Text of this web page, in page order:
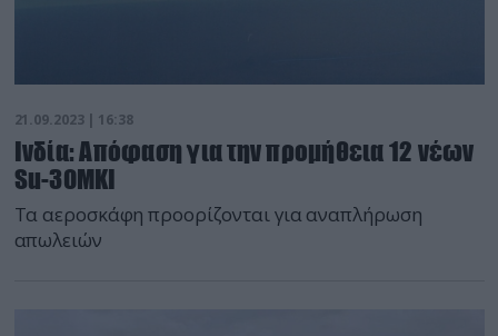
21.09.2023 | 16:38
Ινδία: Απόφαση για την προμήθεια 12 νέων
Su-30MKI
Τα αεροσκάφη προορίζονται για αναπλήρωση
απωλειών